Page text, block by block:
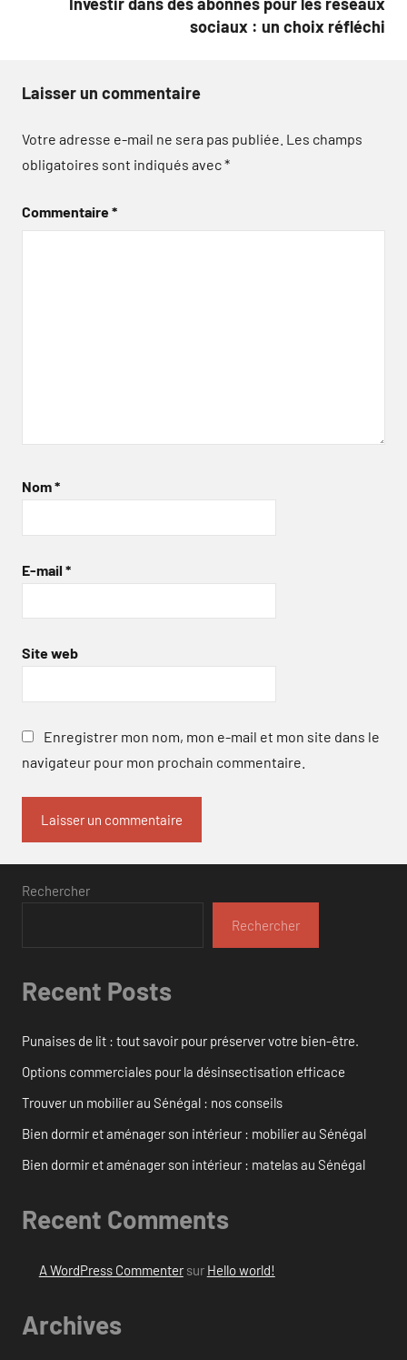
sociaux : un choix réfléchi
Laisser un commentaire
Votre adresse e-mail ne sera pas publiée. Les champs
obligatoires sont indiqués avec*
Commentaire*
Nom*
E-mail *
Site web
Enregistrer mon nom, mon e-mail et mon site dans le
navigateur pour mon prochain commentaire.
Rechercher
Rechercher
Recent Posts
Punaises de lit : tout savoir pour préserver votre bien-être.
Options commerciales pour la désinsectisation efficace
Trouver un mobilier au Sénégal : nos conseils
Bien dormir et aménager son intérieur : mobilier au Sénégal
Bien dormir et aménager son intérieur : matelas au Sénégal
Recent Comments
A WordPress Commentersur Hello world!
Archives